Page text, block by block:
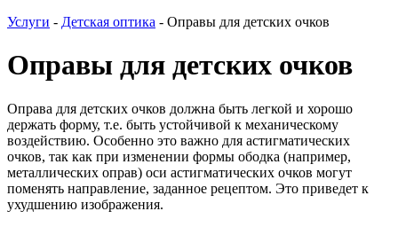
Услуги - Детская оптика - Оправы для детских очков
Оправы для детских очков
Оправа для детских очков должна быть легкой и хорошо
держать форму, т.е. быть устойчивой к механическому
воздействию. Особенно это важно для астигматических
очков, так как при изменении формы ободка (например,
металлических оправ) оси астигматических очков могут
поменять направление, заданное рецептом. Это приведет к
ухудшению изображения.